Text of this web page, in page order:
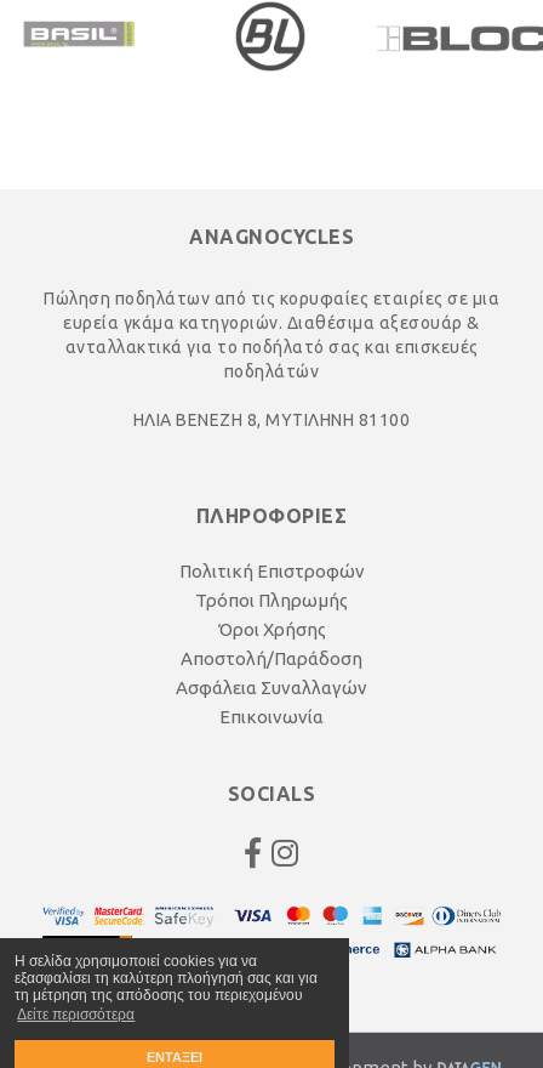
Η σελίδα χρησιμοποιεί cookies για να
εξασφαλίσει τη καλύτερη πλοήγησή σας και για
τη μέτρηση της απόδοσης του περιεχομένου
Δείτε περισσότερα
ΕΝΤΑΞΕΙ
ANAGNOCYCLES
Πώληση ποδηλάτων από τις κορυφαίες εταιρίες σε μια
ευρεία γκάμα κατηγοριών. Διαθέσιμα αξεσουάρ &
ανταλλακτικά για το ποδήλατό σας και επισκευές
ποδηλάτών
ΗΛΙΑ ΒΕΝΕΖΗ 8, ΜΥΤΙΛΗΝΗ 81100
ΠΛΗΡΟΦΟΡΙΕΣ
Πολιτική Επιστροφών
Τρόποι Πληρωμής
Όροι Χρήσης
Αποστολή/Παράδοση
Ασφάλεια Συναλλαγών
Επικοινωνία
SOCIALS